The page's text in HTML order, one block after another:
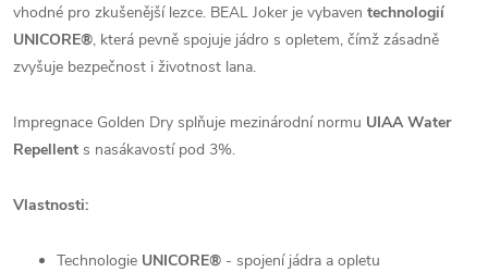
vhodné pro zkušenější lezce. BEAL Joker je vybaven technologií
UNICORE®, která pevně spojuje jádro s opletem, čímž zásadně
zvyšuje bezpečnost i životnost lana.
Impregnace Golden Dry splňuje mezinárodní normu UIAA Water
Repellent s nasákavostí pod 3%.
Vlastnosti:
Technologie UNICORE® - spojení jádra a opletu